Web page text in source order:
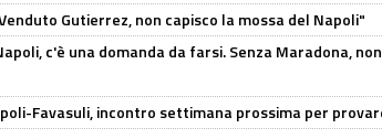
Gutierrez, non capisco la mossa del Napoli"
c'è una domanda da farsi. Senza Maradona,
Favasuli, incontro settimana prossima per